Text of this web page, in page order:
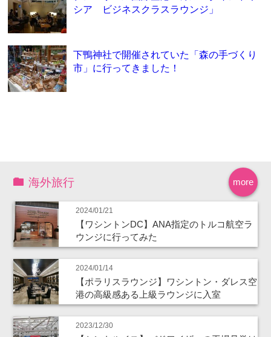
シア ビジネスクラスラウンジ」
下鴨神社で開催されていた「森の手づくり
市」に行ってきました！
more
海外旅行
2024/01/21
【ワシントンDC】ANA指定のトルコ航空ラ
ウンジに行ってみた
2024/01/14
【ポラリスラウンジ】ワシントン・ダレス空
港の高級感ある上級ラウンジに入室
2023/12/30